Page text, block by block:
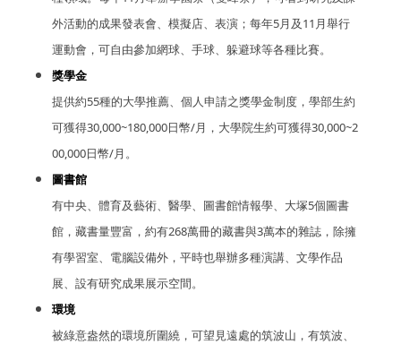
外活動的成果發表會、模擬店、表演；每年5月及11月舉行
運動會，可自由參加網球、手球、躲避球等各種比賽。
獎學金
提供約55種的大學推薦、個人申請之獎學金制度，學部生約
可獲得30,000~180,000日幣/月，大學院生約可獲得30,000~2
00,000日幣/月。
圖書館
有中央、體育及藝術、醫學、圖書館情報學、大塚5個圖書
館，藏書量豐富，約有268萬冊的藏書與3萬本的雜誌，除擁
有學習室、電腦設備外，平時也舉辦多種演講、文學作品
展、設有研究成果展示空間。
環境
被綠意盎然的環境所圍繞，可望見遠處的筑波山，有筑波、